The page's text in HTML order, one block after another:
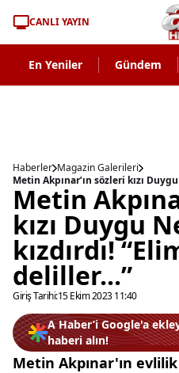
CANLI YAYIN
En Yeniler Gündem
Haberler Magazin Galerileri
Metin
kızı Duygu
kızdırdı!
deliller...”
Giriş Tarihi:15 Ekim 2023 11:40
A Haber’i Google'a
haberi alın!
Metin Akpınar'ın